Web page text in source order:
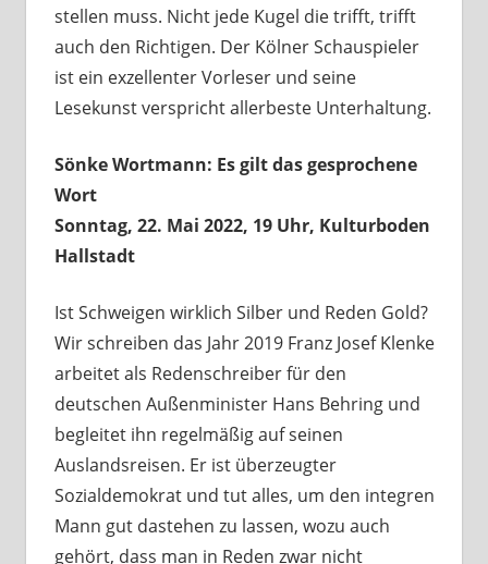
stellen muss. Nicht jede Kugel die trifft, trifft
auch den Richtigen. Der Kölner Schauspieler
ist ein exzellenter Vorleser und seine
Lesekunst verspricht allerbeste Unterhaltung.
Sönke Wortmann: Es gilt das gesprochene
Wort
Sonntag, 22. Mai 2022, 19 Uhr, Kulturboden
Hallstadt
Ist Schweigen wirklich Silber und Reden Gold?
Wir schreiben das Jahr 2019 Franz Josef Klenke
arbeitet als Redenschreiber für den
deutschen Außenminister Hans Behring und
begleitet ihn regelmäßig auf seinen
Auslandsreisen. Er ist überzeugter
Sozialdemokrat und tut alles, um den integren
Mann gut dastehen zu lassen, wozu auch
gehört, dass man in Reden zwar nicht